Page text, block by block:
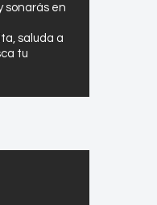
sonarás en
saluda a
tu